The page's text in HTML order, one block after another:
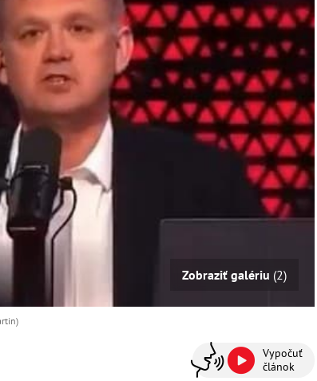
Zobraziť galériu (2)
Vypočuť
článok